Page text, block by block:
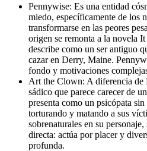
Pennywise: Es una entidad
miedo, específicamente de los
transformarse en las peores
origen se remonta a la novela
describe como un ser antiguo
cazar en Derry, Maine.
fondo y motivaciones
Art the Clown: A diferencia de
sádico que parece carecer de
presenta como un psicópata
torturando y matando a sus
sobrenaturales en su
directa: actúa por placer y
profunda.